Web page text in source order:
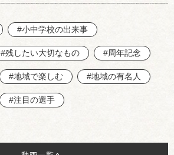
#小中学校の出来事
#残したい大切なもの #周年記念
#地域で楽しむ #地域の有名人
#注目の選手